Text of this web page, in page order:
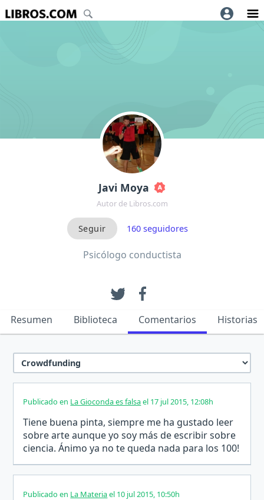
Javi Moya
Autor de Libros.com
160seguidores
Psicólogo conductista
Resumen Biblioteca Comentarios Historias
Publicado en La Gioconda es falsael 17 jul 2015, 12:08h
Tiene buena pinta, siempre me ha gustado leer
sobre arte aunque yo soy más de escribir sobre
ciencia. Ánimo ya no te queda nada para los 100!
Publicado en La Materiael 10 jul 2015, 10:50h